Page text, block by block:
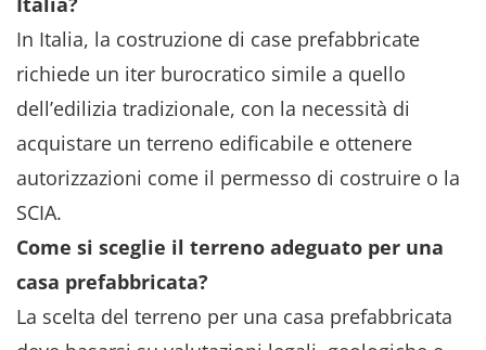
In Italia, la costruzione di case prefabbricate
richiede un iter burocratico simile a quello
dell’edilizia tradizionale, con la necessità di
acquistare un terreno edificabile e ottenere
autorizzazioni come il permesso di costruire o la
SCIA.
Come si sceglie il terreno adeguato per una
casa prefabbricata?
La scelta del terreno per una casa prefabbricata